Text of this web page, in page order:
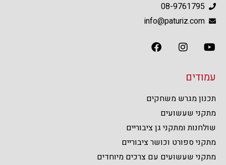
08-9761795
info@paturiz.com
עמודים
תכנון מגרש משחקים
מתקני שעשועים
שולחנות ומתקני גן ציבוריים
מתקני ספורט וכושר ציבוריים
מתקני שעשועים עם צרכים מיוחדים